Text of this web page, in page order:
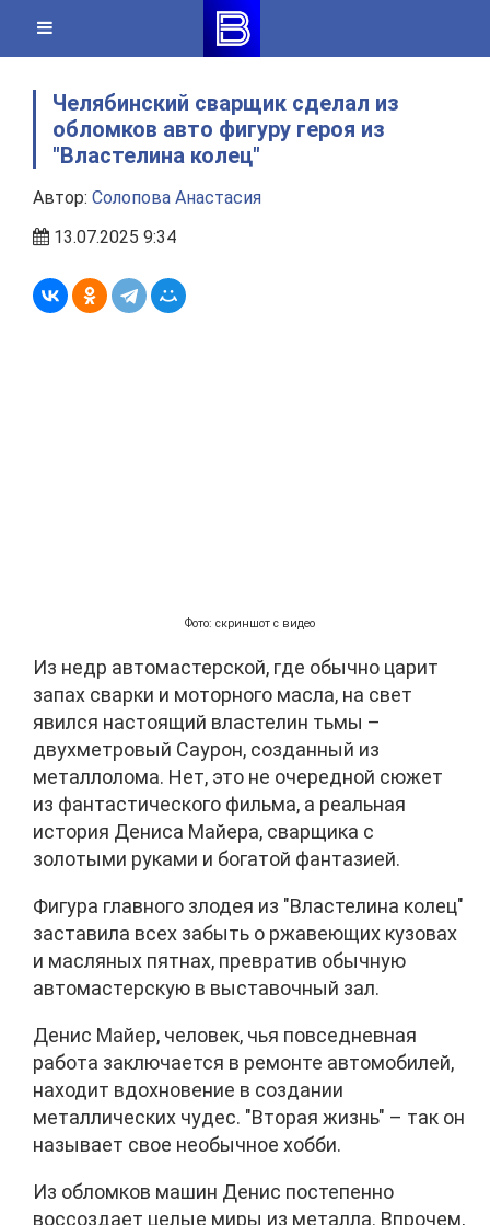
content
Челябинский сварщик сделал из
обломков авто фигуру героя из
"Властелина колец"
Автор: Солопова Анастасия
13.07.2025 9:34
Фото: скриншот с видео
Из недр автомастерской, где обычно царит
запах сварки и моторного масла, на свет
явился настоящий властелин тьмы –
двухметровый Саурон, созданный из
металлолома. Нет, это не очередной сюжет
из фантастического фильма, а реальная
история Дениса Майера, сварщика с
золотыми руками и богатой фантазией.
Фигура главного злодея из "Властелина колец"
заставила всех забыть о ржавеющих кузовах
и масляных пятнах, превратив обычную
автомастерскую в выставочный зал.
Денис Майер, человек, чья повседневная
работа заключается в ремонте автомобилей,
находит вдохновение в создании
металлических чудес. "Вторая жизнь" – так он
называет свое необычное хобби.
Из обломков машин Денис постепенно
воссоздает целые миры из металла. Впрочем,